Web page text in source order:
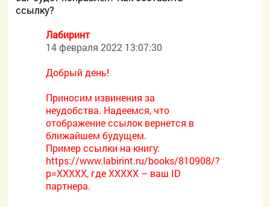
ссылку?
Лабиринт
14 февраля 2022 13:07:30
Добрый день!
Приносим извинения за
неудобства. Надеемся, что
отображение ссылок вернется в
ближайшем будущем.
Пример ссылки на книгу:
https://www.labirint.ru/books/810908/?
p=XXXXX, где ХХХХХ – ваш ID
партнера.